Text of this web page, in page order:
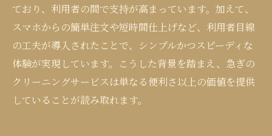
ており、利用者の間で支持が高まっています。加えて、
スマホからの簡単注文や短時間仕上げなど、利用者目線
の工夫が導入されたことで、シンプルかつスピーディな
体験が実現しています。こうした背景を踏まえ、急ぎの
クリーニングサービスは単なる便利さ以上の価値を提供
していることが読み取れます。